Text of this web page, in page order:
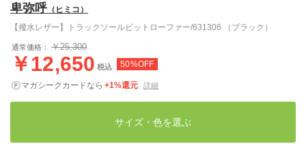
卑弥呼（ヒミコ）
【撥水レザー】トラックソールビットローファー/631306 （ブラック）
通常価格： ￥25,300
￥12,650 税込 50%OFF
マガシークカードなら +1%還元 詳細
サイズ・色を選ぶ